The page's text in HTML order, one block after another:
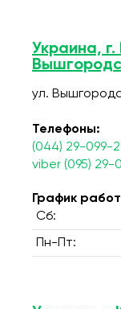
Украина,
ул.
Телефоны:
(044) 29-099-
viber (095) 29-
График
Сб:
Пн-Пт: